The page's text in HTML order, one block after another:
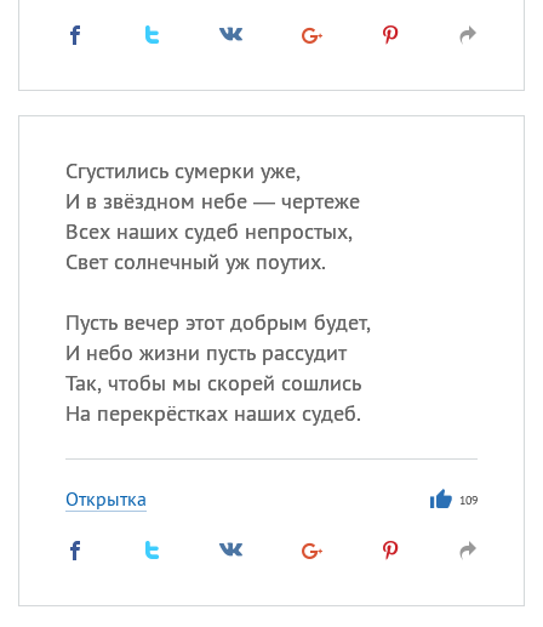
Сгустились сумерки уже,
И в звёздном небе — чертеже
Всех наших судеб непростых,
Свет солнечный уж поутих.
Пусть вечер этот добрым будет,
И небо жизни пусть рассудит
Так, чтобы мы скорей сошлись
На перекрёстках наших судеб.
Открытка 109